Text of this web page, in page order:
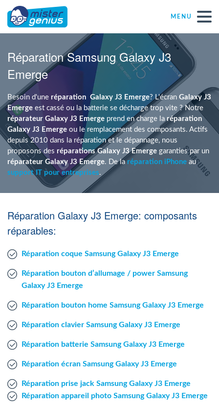
MENU
Réparations – Dépannages
Magasins informatiques toutes marques
Particulier
Indépendant
PME
ASBL
Agent Windows
Agent Mac
Fr
Réparation Samsung Galaxy J3
Emerge
Besoin d'une réparation Galaxy J3 Emerge? L'écran Galaxy J3
Emerge est cassé ou la batterie se décharge trop vite ? Notre
réparateur Galaxy J3 Emerge prend en charge laréparation
Galaxy J3 Emerge ou le remplacement des composants. Actifs
depuis 2010 dans la réparation et le dépannage, nous
proposons des réparations Galaxy J3 Emerge garanties par un
réparateur Galaxy J3 Emerge. De laréparation iPhone au
support IT pour entreprises.
Réparation Galaxy J3 Emerge: composants
réparables:
Réparation coque Samsung Galaxy J3 Emerge
Réparation bouton d’allumage / power Samsung
Galaxy J3 Emerge
Réparation bouton home Samsung Galaxy J3 Emerge
Réparation clavier Samsung Galaxy J3 Emerge
Réparation batterie Samsung Galaxy J3 Emerge
Réparation écran Samsung Galaxy J3 Emerge
Réparation prise jack Samsung Galaxy J3 Emerge
Réparation appareil photo Samsung Galaxy J3 Emerge